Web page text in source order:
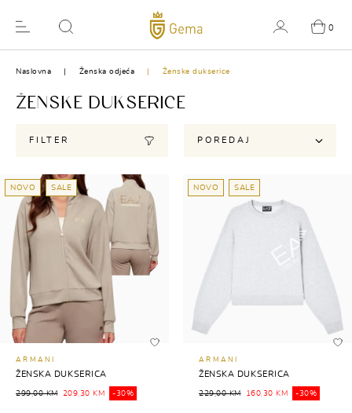
0
Naslovna Ženska odjeća Ženske dukserice
ŽENSKE DUKSERICE
FILTER POREDAJ
NOVO SALE
ARMANI
ŽENSKA DUKSERICA
299,00 KM 209,30 KM -30%
NOVO SALE
ARMANI
ŽENSKA DUKSERICA
229,00 KM 160,30 KM -30%